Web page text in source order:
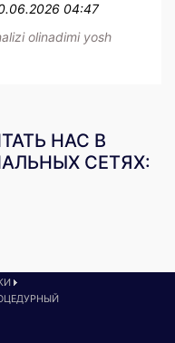
04:47
olinadimi yosh
НАС В
СЕТЯХ: